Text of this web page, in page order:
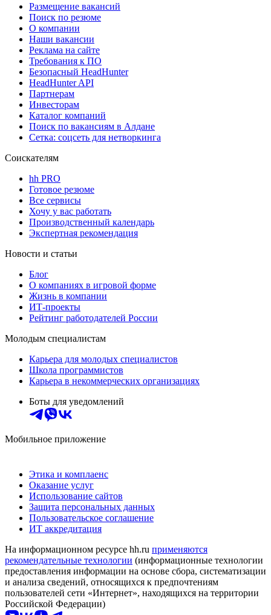
Размещение вакансий
Поиск по резюме
О компании
Наши вакансии
Реклама на сайте
Требования к ПО
Безопасный HeadHunter
HeadHunter API
Партнерам
Инвесторам
Каталог компаний
Поиск по вакансиям в Алдане
Сетка: соцсеть для нетворкинга
Соискателям
hh PRO
Готовое резюме
Все сервисы
Хочу у вас работать
Производственный календарь
Экспертная рекомендация
Новости и статьи
Блог
О компаниях в игровой форме
Жизнь в компании
ИТ-проекты
Рейтинг работодателей России
Молодым специалистам
Карьера для молодых специалистов
Школа программистов
Карьера в некоммерческих организациях
Боты для уведомлений
Мобильное приложение
Этика и комплаенс
Оказание услуг
Использование сайтов
Защита персональных данных
Пользовательское соглашение
ИТ аккредитация
На информационном ресурсе hh.ru применяются
рекомендательные технологии (информационные технологии
предоставления информации на основе сбора, систематизации
и анализа сведений, относящихся к предпочтениям
пользователей сети «Интернет», находящихся на территории
Российской Федерации)